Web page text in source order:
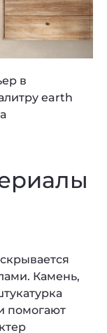
в
earth
Камень,
помогают